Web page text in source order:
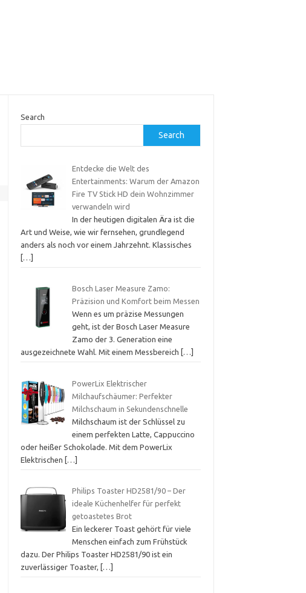
Search
Search
Entdecke die Welt des
Entertainments: Warum der Amazon
Fire TV Stick HD dein Wohnzimmer
verwandeln wird
In der heutigen digitalen Ära ist die
Art und Weise, wie wir fernsehen, grundlegend
anders als noch vor einem Jahrzehnt. Klassisches
[…]
Bosch Laser Measure Zamo:
Präzision und Komfort beim Messen
Wenn es um präzise Messungen
geht, ist der Bosch Laser Measure
Zamo der 3. Generation eine
ausgezeichnete Wahl. Mit einem Messbereich
[…]
PowerLix Elektrischer
Milchaufschäumer: Perfekter
Milchschaum in Sekundenschnelle
Milchschaum ist der Schlüssel zu
einem perfekten Latte, Cappuccino
oder heißer Schokolade. Mit dem PowerLix
Elektrischen
[…]
Philips Toaster HD2581/90 – Der
ideale Küchenhelfer für perfekt
getoastetes Brot
Ein leckerer Toast gehört für viele
Menschen einfach zum Frühstück
dazu. Der Philips Toaster HD2581/90 ist ein
zuverlässiger Toaster,
[…]